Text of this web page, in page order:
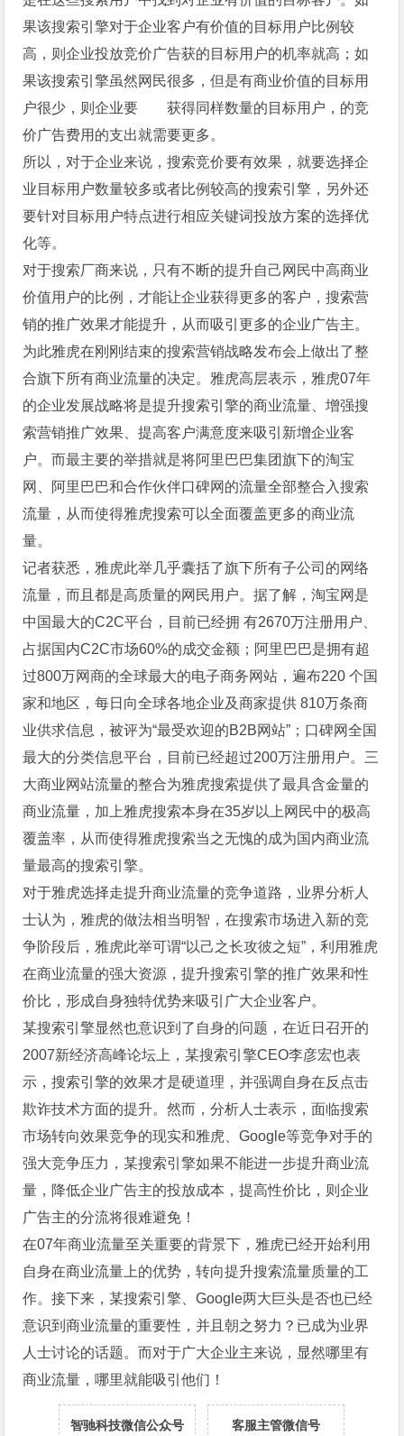
果该搜索引擎对于企业客户有价值的目标用户比例较
高，则企业投放竞价广告获的目标用户的机率就高；如
果该搜索引擎虽然网民很多，但是有商业价值的目标用
户很少，则企业要 获得同样数量的目标用户，的竞
价广告费用的支出就需要更多。
所以，对于企业来说，搜索竞价要有效果，就要选择企
业目标用户数量较多或者比例较高的搜索引擎，另外还
要针对目标用户特点进行相应关键词投放方案的选择优
化等。
对于搜索厂商来说，只有不断的提升自己网民中高商业
价值用户的比例，才能让企业获得更多的客户，搜索营
销的推广效果才能提升，从而吸引更多的企业广告主。
为此雅虎在刚刚结束的搜索营销战略发布会上做出了整
合旗下所有商业流量的决定。雅虎高层表示，雅虎07年
的企业发展战略将是提升搜索引擎的商业流量、增强搜
索营销推广效果、提高客户满意度来吸引新增企业客
户。而最主要的举措就是将阿里巴巴集团旗下的淘宝
网、阿里巴巴和合作伙伴口碑网的流量全部整合入搜索
流量，从而使得雅虎搜索可以全面覆盖更多的商业流
量。
记者获悉，雅虎此举几乎囊括了旗下所有子公司的网络
流量，而且都是高质量的网民用户。据了解，淘宝网是
中国最大的C2C平台，目前已经拥 有2670万注册用户、
占据国内C2C市场60%的成交金额；阿里巴巴是拥有超
过800万网商的全球最大的电子商务网站，遍布220 个国
家和地区，每日向全球各地企业及商家提供 810万条商
业供求信息，被评为“最受欢迎的B2B网站”；口碑网全国
最大的分类信息平台，目前已经超过200万注册用户。三
大商业网站流量的整合为雅虎搜索提供了最具含金量的
商业流量，加上雅虎搜索本身在35岁以上网民中的极高
覆盖率，从而使得雅虎搜索当之无愧的成为国内商业流
量最高的搜索引擎。
对于雅虎选择走提升商业流量的竞争道路，业界分析人
士认为，雅虎的做法相当明智，在搜索市场进入新的竞
争阶段后，雅虎此举可谓“以己之长攻彼之短”，利用雅虎
在商业流量的强大资源，提升搜索引擎的推广效果和性
价比，形成自身独特优势来吸引广大企业客户。
某搜索引擎显然也意识到了自身的问题，在近日召开的
2007新经济高峰论坛上，某搜索引擎CEO李彦宏也表
示，搜索引擎的效果才是硬道理，并强调自身在反点击
欺诈技术方面的提升。然而，分析人士表示，面临搜索
市场转向效果竞争的现实和雅虎、Google等竞争对手的
强大竞争压力，某搜索引擎如果不能进一步提升商业流
量，降低企业广告主的投放成本，提高性价比，则企业
广告主的分流将很难避免！
在07年商业流量至关重要的背景下，雅虎已经开始利用
自身在商业流量上的优势，转向提升搜索流量质量的工
作。接下来，某搜索引擎、Google两大巨头是否也已经
意识到商业流量的重要性，并且朝之努力？已成为业界
人士讨论的话题。而对于广大企业主来说，显然哪里有
商业流量，哪里就能吸引他们！
智驰科技微信公众号
客服主管微信号